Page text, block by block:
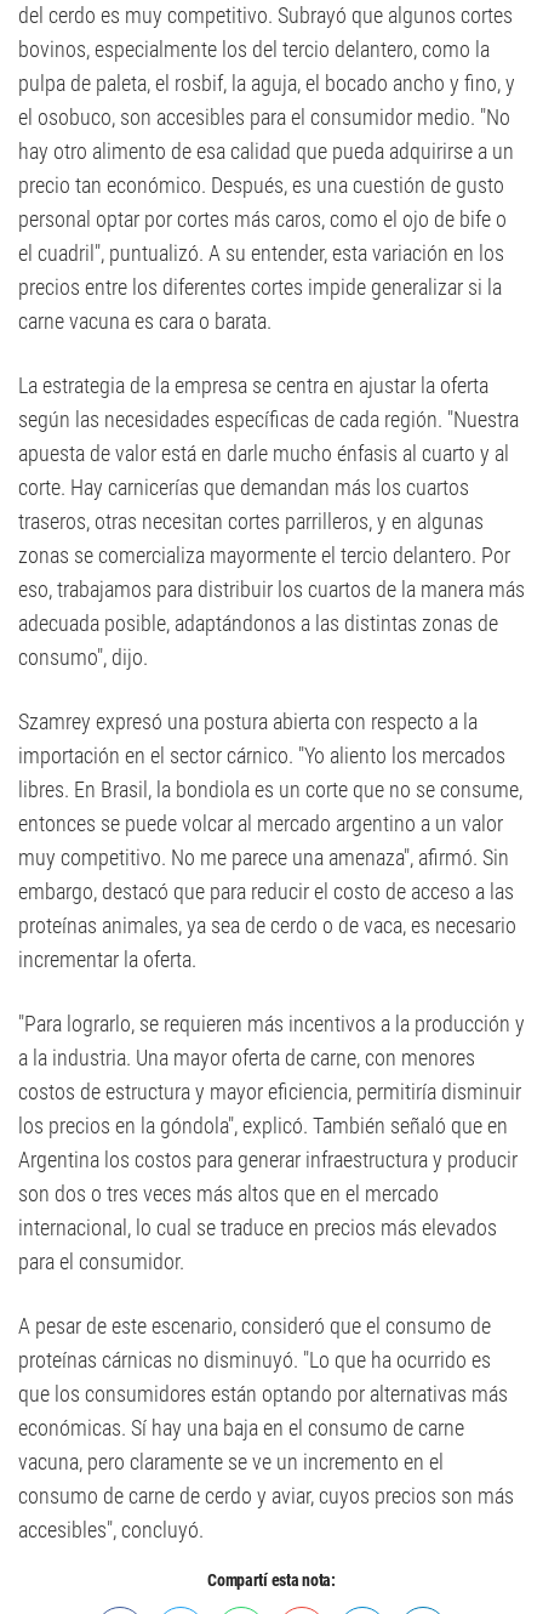
del cerdo es muy competitivo. Subrayó que algunos cortes
bovinos, especialmente los del tercio delantero, como la
pulpa de paleta, el rosbif, la aguja, el bocado ancho y fino, y
el osobuco, son accesibles para el consumidor medio. "No
hay otro alimento de esa calidad que pueda adquirirse a un
precio tan económico. Después, es una cuestión de gusto
personal optar por cortes más caros, como el ojo de bife o
el cuadril", puntualizó. A su entender, esta variación en los
precios entre los diferentes cortes impide generalizar si la
carne vacuna es cara o barata.
La estrategia de la empresa se centra en ajustar la oferta
según las necesidades específicas de cada región. "Nuestra
apuesta de valor está en darle mucho énfasis al cuarto y al
corte. Hay carnicerías que demandan más los cuartos
traseros, otras necesitan cortes parrilleros, y en algunas
zonas se comercializa mayormente el tercio delantero. Por
eso, trabajamos para distribuir los cuartos de la manera más
adecuada posible, adaptándonos a las distintas zonas de
consumo", dijo.
Szamrey expresó una postura abierta con respecto a la
importación en el sector cárnico. "Yo aliento los mercados
libres. En Brasil, la bondiola es un corte que no se consume,
entonces se puede volcar al mercado argentino a un valor
muy competitivo. No me parece una amenaza", afirmó. Sin
embargo, destacó que para reducir el costo de acceso a las
proteínas animales, ya sea de cerdo o de vaca, es necesario
incrementar la oferta.
"Para lograrlo, se requieren más incentivos a la producción y
a la industria. Una mayor oferta de carne, con menores
costos de estructura y mayor eficiencia, permitiría disminuir
los precios en la góndola", explicó. También señaló que en
Argentina los costos para generar infraestructura y producir
son dos o tres veces más altos que en el mercado
internacional, lo cual se traduce en precios más elevados
para el consumidor.
A pesar de este escenario, consideró que el consumo de
proteínas cárnicas no disminuyó. "Lo que ha ocurrido es
que los consumidores están optando por alternativas más
económicas. Sí hay una baja en el consumo de carne
vacuna, pero claramente se ve un incremento en el
consumo de carne de cerdo y aviar, cuyos precios son más
accesibles", concluyó.
Compartí esta nota: